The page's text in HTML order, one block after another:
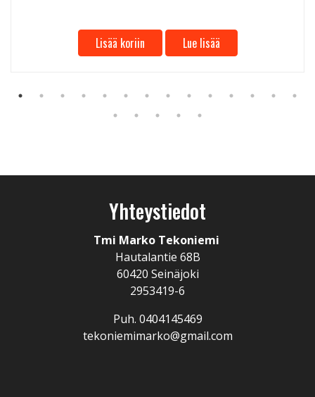
Lisää koriin Lue lisää
Yhteystiedot
Tmi Marko Tekoniemi
Hautalantie 68B
60420 Seinäjoki
2953419-6
Puh. 0404145469
tekoniemimarko@gmail.com